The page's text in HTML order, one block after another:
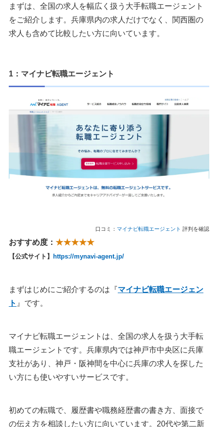
まずは、全国の求人を幅広く扱う大手転職エージェント
をご紹介します。兵庫県内の求人だけでなく、関西圏の
求人も含めて比較したい方に向いています。
1：マイナビ転職エージェント
口コミ： マイナビ転職エージェント 評判を確認
おすすめ度： ★★★★★
【公式サイト】 https://mynavi-agent.jp/
まずはじめにご紹介するのは『マイナビ転職エージェン
ト 』です。
マイナビ転職エージェントは、全国の求人を扱う大手転
職エージェントです。兵庫県内では神戸市中央区に兵庫
支社があり、神戸・阪神間を中心に兵庫の求人を探した
い方にも使いやすいサービスです。
初めての転職で、履歴書や職務経歴書の書き方、面接で
の伝え方を相談したい方に向いています。20代や第二新